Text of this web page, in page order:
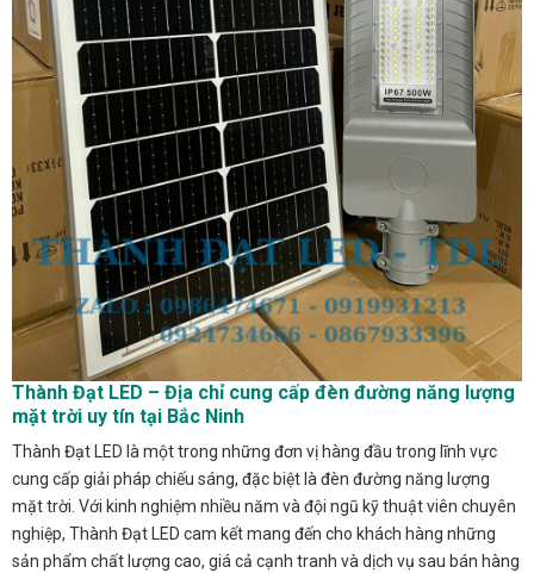
Thành Đạt LED – Địa chỉ cung cấp đèn đường năng lượng
mặt trời uy tín tại Bắc Ninh
Thành Đạt LED là một trong những đơn vị hàng đầu trong lĩnh vực
cung cấp giải pháp chiếu sáng, đặc biệt là đèn đường năng lượng
mặt trời. Với kinh nghiệm nhiều năm và đội ngũ kỹ thuật viên chuyên
nghiệp, Thành Đạt LED cam kết mang đến cho khách hàng những
sản phẩm chất lượng cao, giá cả cạnh tranh và dịch vụ sau bán hàng